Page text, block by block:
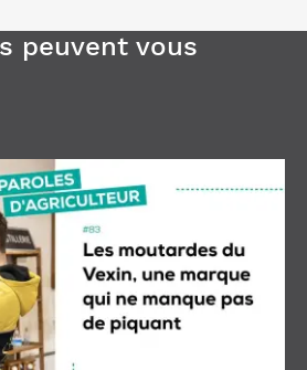
peuvent vous